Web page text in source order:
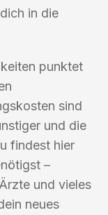
in die
punktet
sind
und die
findest hier
–
und vieles
neues